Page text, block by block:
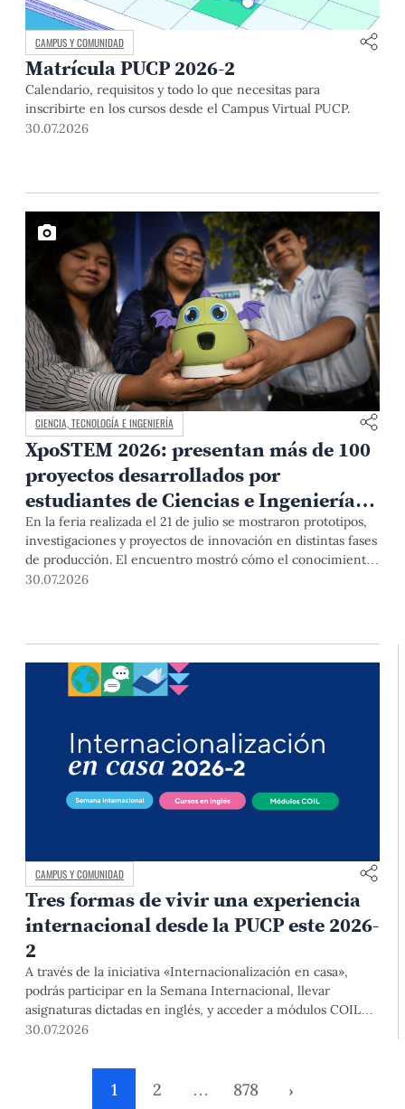
CAMPUS Y COMUNIDAD
Matrícula PUCP 2026-2
Calendario, requisitos y todo lo que necesitas para
inscribirte en los cursos desde el Campus Virtual PUCP.
30.07.2026
CIENCIA, TECNOLOGÍA E INGENIERÍA
XpoSTEM 2026: presentan más de 100
proyectos desarrollados por
estudiantes de Ciencias e Ingeniería
PUCP orientados a atender
necesidades del país
En la feria realizada el 21 de julio se mostraron prototipos,
investigaciones y proyectos de innovación en distintas fases
de producción. El encuentro mostró cómo el conocimiento
adquirido en las aulas puede responder a desafíos concretos
30.07.2026
CAMPUS Y COMUNIDAD
Tres formas de vivir una experiencia
internacional desde la PUCP este 2026-
2
A través de la iniciativa «Internacionalización en casa»,
podrás participar en la Semana Internacional, llevar
asignaturas dictadas en inglés, y acceder a módulos COIL
junto con estudiantes y docentes de universidades
mediante el Campus Virtual, durante la Matrícula 2026-2.
30.07.2026
1 2 … 878 ›